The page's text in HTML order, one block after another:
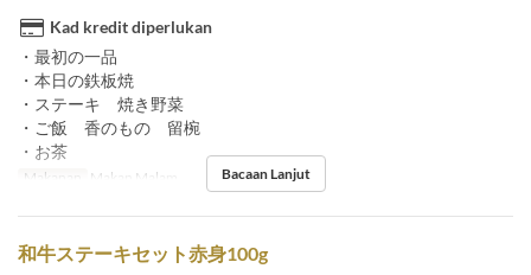
Kad kredit diperlukan
・最初の一品
・本日の鉄板焼
・ステーキ 焼き野菜
・ご飯 香のもの 留椀
・お茶
Makanan Makan Malam Bacaan Lanjut
和牛ステーキセット赤身100g